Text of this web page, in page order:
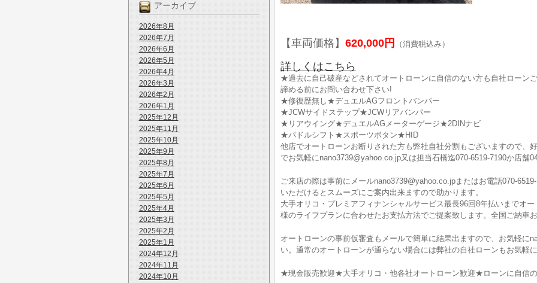
アーカイブ
2026年8月
2026年7月
2026年6月
2026年5月
2026年4月
2026年3月
2026年2月
2026年1月
2025年12月
2025年11月
2025年10月
2025年9月
2025年8月
2025年7月
2025年6月
2025年5月
2025年4月
2025年3月
2025年2月
2025年1月
2024年12月
2024年11月
2024年10月
【車両価格】 620,000円 （消費税込み）
詳しくはこちら
★過去に自己破産などされてオートローンに自信のない方も自社ローン
諦める前にお問い合わせ下さい!
★修復歴無し★デュエルAGフロントバンパー
★JCWサイドステップ★JCWリアバンパー
★リアウイング★デュエルAGメーターゲージ★2DINナビ
★パドルシフト★スポーツボタン★HID
他店でオートローンお断りされた方も弊社自社分割もございますので、
でお気軽にnano3739@yahoo.co.jp又は担当石橋迄070-6519-7190か店舗
ご来店の際は事前にメールnano3739@yahoo.co.jpまたはお電話070-
いただけるとスムーズにご案内出来ますので助かります。
大手オリコ・プレミアフィナンシャルサービス最長96回8年払いまでオ
様のライフプランに合わせたお支払方法でご提案致します。全国ご納車
オートローンの事前仮審査もメールで簡単に結果出ますので、お気軽に
い。通常のオートローンが通らない場合には弊社の自社ローンもお気軽
★現金販売歓迎★大手オリコ・他各社オートローン歓迎★ローンに自信